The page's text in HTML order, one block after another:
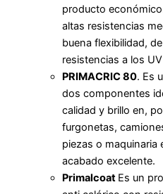
producto
altas resistencias
buena flexibilidad,
resistencias a los
PRIMACRIC 80. Es
dos componentes
calidad y brillo en,
furgonetas,
piezas o maquinaria
acabado excelente.
Primalcoat Es un